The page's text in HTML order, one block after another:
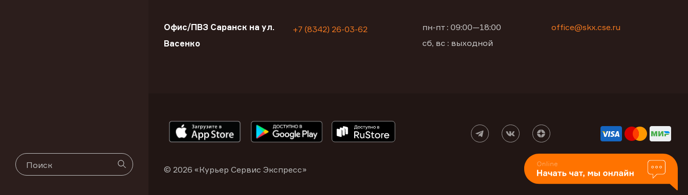
Офис/ПВЗ Саранск на ул.
Васенко
+7 (8342) 26-03-62
пн-пт : 09:00—18:00
сб, вс : выходной
office@skx.cse.ru
© 2026 «Курьер Сервис Экспресс»